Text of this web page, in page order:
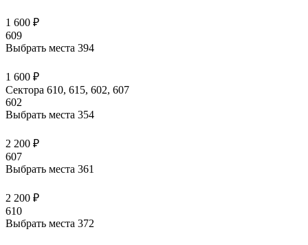
1 600 ₽
609
Выбрать места 394
1 600 ₽
Сектора 610, 615, 602, 607
602
Выбрать места 354
2 200 ₽
607
Выбрать места 361
2 200 ₽
610
Выбрать места 372